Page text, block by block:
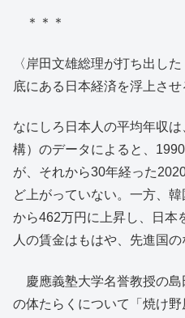
＊＊＊
〈岸田文雄総理が打ち出し
底にある日本経済を浮上させ
なにしろ日本人の平均年収
構）のデータによると、
が、それから30年経った
ど上がっていない。一方、
から462万円に上昇し、日本
人の賃金はもはや、先進国
慶應義塾大学名誉教授の島
の体たらくについて「焼け